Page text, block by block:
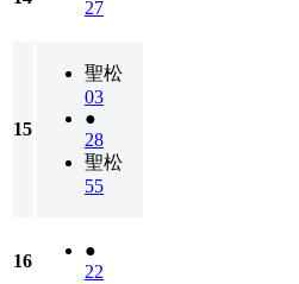
27
15
聖松
03
●
28
聖松
55
16
●
22